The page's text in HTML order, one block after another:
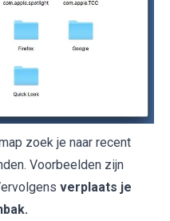
zoek je naar recent
Voorbeelden zijn
verplaats je